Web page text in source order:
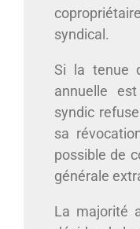
syndical.
Si la tenue
annuelle
syndic
sa
possible de
générale
La majorité